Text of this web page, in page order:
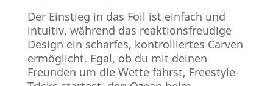
Der Einstieg in das Foil ist einfach und
intuitiv, während das reaktionsfreudige
Design ein scharfes, kontrolliertes Carven
ermöglicht. Egal, ob du mit deinen
Freunden um die Wette fährst, Freestyle-